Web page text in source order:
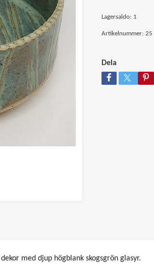
Lagersaldo: 1
Artikelnummer: 25
Dela
med djup högblank skogsgrön glasyr.